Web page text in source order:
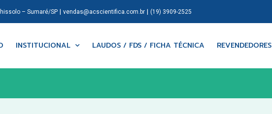
– Sumaré/SP| vendas@acscientifica.com.br| (19) 3909-2525
INSTITUCIONAL LAUDOS / FDS / FICHA TÉCNICA REVENDEDORES